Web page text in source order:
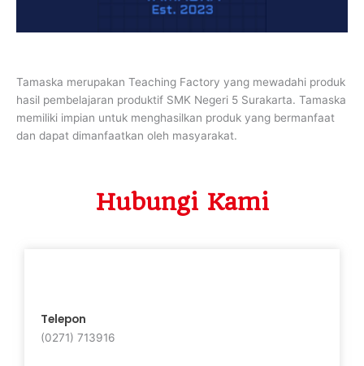
Tamaska merupakan Teaching Factory yang mewadahi produk
hasil pembelajaran produktif SMK Negeri 5 Surakarta. Tamaska
memiliki impian untuk menghasilkan produk yang bermanfaat
dan dapat dimanfaatkan oleh masyarakat.
Hubungi Kami
Telepon
(0271) 713916